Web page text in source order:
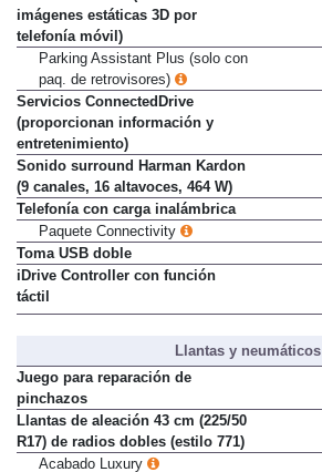
Remote 3D View (transmisión de
imágenes estáticas 3D por
telefonía móvil)
Parking Assistant Plus (solo con
paq. de retrovisores)
Servicios ConnectedDrive
(proporcionan información y
entretenimiento)
Sonido surround Harman Kardon
(9 canales, 16 altavoces, 464 W)
Telefonía con carga inalámbrica
Paquete Connectivity
Toma USB doble
iDrive Controller con función
táctil
Llantas y neumáticos
Juego para reparación de
pinchazos
Llantas de aleación 43 cm (225/50
R17) de radios dobles (estilo 771)